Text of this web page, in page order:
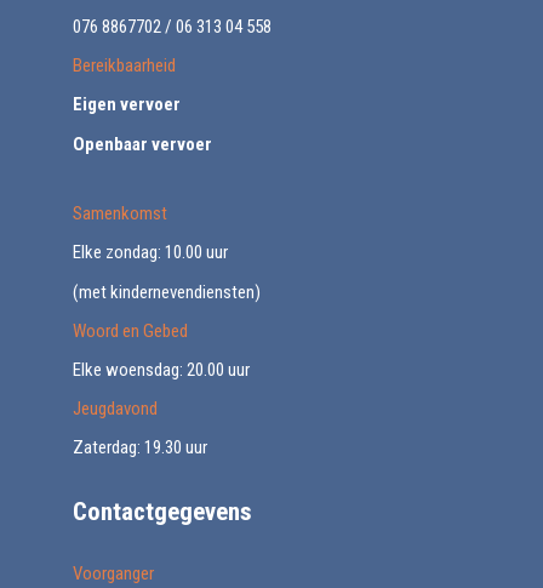
076 8867702 / 06 313 04 558
Bereikbaarheid
Eigen vervoer
Openbaar vervoer
Samenkomst
Elke zondag: 10.00 uur
(met kindernevendiensten)
Woord en Gebed
Elke woensdag: 20.00 uur
Jeugdavond
Zaterdag: 19.30 uur
Contactgegevens
Voorganger